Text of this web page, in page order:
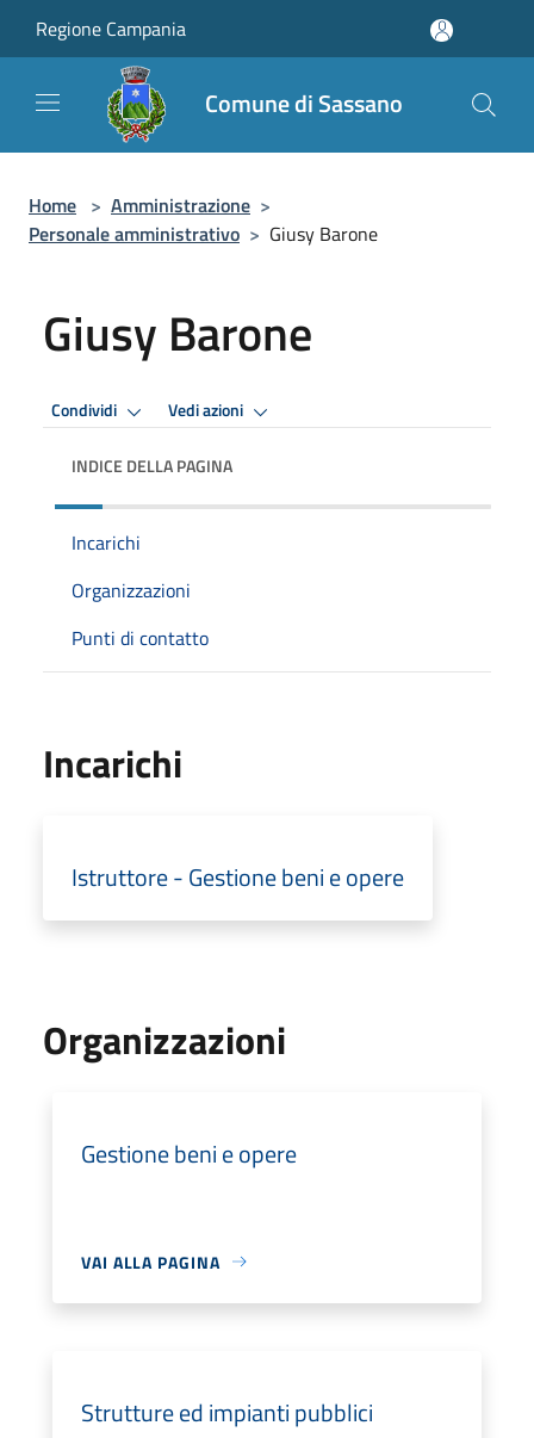
Regione Campania
Comune di Sassano
Home > Amministrazione >
Personale amministrativo > Giusy Barone
Giusy Barone
Condividi Vedi azioni
INDICE DELLA PAGINA
Incarichi
Organizzazioni
Punti di contatto
Incarichi
Istruttore - Gestione beni e opere
Organizzazioni
Gestione beni e opere
VAI ALLA PAGINA
Strutture ed impianti pubblici